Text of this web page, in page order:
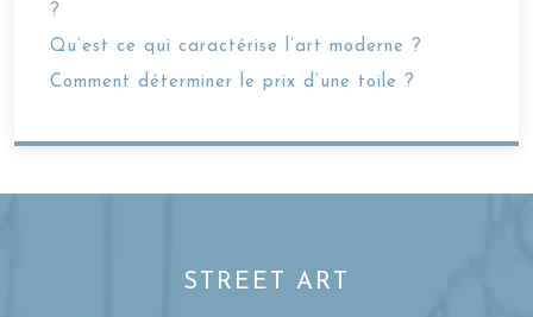
?
Qu’est ce qui caractérise l’art moderne ?
Comment déterminer le prix d’une toile ?
STREET ART